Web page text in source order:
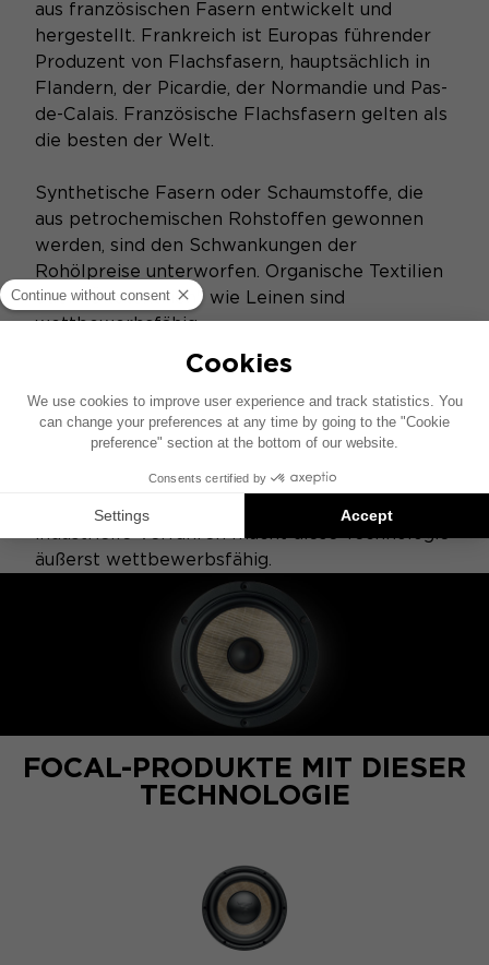
aus französischen Fasern entwickelt und
hergestellt. Frankreich ist Europas führender
Produzent von Flachsfasern, hauptsächlich in
Flandern, der Picardie, der Normandie und Pas-
de-Calais. Französische Flachsfasern gelten als
die besten der Welt.
Synthetische Fasern oder Schaumstoffe, die
aus petrochemischen Rohstoffen gewonnen
werden, sind den Schwankungen der
Rohölpreise unterworfen. Organische Textilien
oder "Ökotextilien" wie Leinen sind
wettbewerbsfähig...
Hinzu kommt, dass die Sandwiches der
Superlative "W" und "K2" nur in Handarbeit
hergestellt werden können und aus
Kostengründen nur in begrenzter Stückzahl
produziert werden können. Das für die
Herstellung des "F"-Sandwiches entwickelte
industrielle Verfahren macht diese Technologie
äußerst wettbewerbsfähig.
FOCAL-PRODUKTE MIT DIESER
TECHNOLOGIE